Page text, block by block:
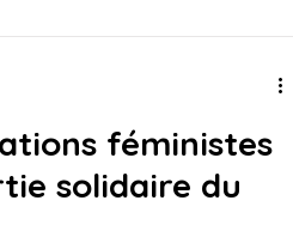
féministes
solidaire du